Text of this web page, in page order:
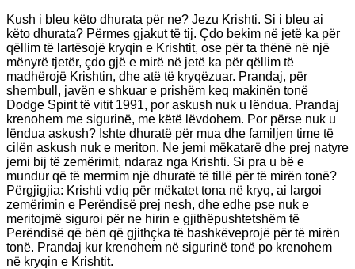
Kush i bleu këto dhurata për ne? Jezu Krishti. Si i bleu ai
këto dhurata? Përmes gjakut të tij. Çdo bekim në jetë ka për
qëllim të lartësojë kryqin e Krishtit, ose për ta thënë në një
mënyrë tjetër, çdo gjë e mirë në jetë ka për qëllim të
madhërojë Krishtin, dhe atë të kryqëzuar. Prandaj, për
shembull, javën e shkuar e prishëm keq makinën tonë
Dodge Spirit të vitit 1991, por askush nuk u lëndua. Prandaj
krenohem me sigurinë, me këtë lëvdohem. Por përse nuk u
lëndua askush? Ishte dhuratë për mua dhe familjen time të
cilën askush nuk e meriton. Ne jemi mëkatarë dhe prej natyre
jemi bij të zemërimit, ndaraz nga Krishti. Si pra u bë e
mundur që të merrnim një dhuratë të tillë për të mirën tonë?
Përgjigjia: Krishti vdiq për mëkatet tona në kryq, ai largoi
zemërimin e Perëndisë prej nesh, dhe edhe pse nuk e
meritojmë siguroi për ne hirin e gjithëpushtetshëm të
Perëndisë që bën që gjithçka të bashkëveprojë për të mirën
tonë. Prandaj kur krenohem në sigurinë tonë po krenohem
në kryqin e Krishtit.